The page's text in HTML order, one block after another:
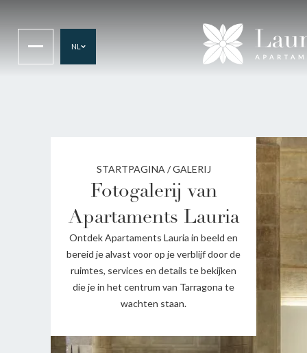
NL
STARTPAGINA /GALERIJ
Fotogalerij van
Apartaments Lauria
Ontdek Apartaments Lauria in beeld en
bereid je alvast voor op je verblijf door de
ruimtes, services en details te bekijken
die je in het centrum van Tarragona te
wachten staan.